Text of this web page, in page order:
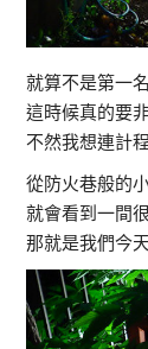
就算不是第一
這時候真的要
不然我想連計
從防火巷般的
就會看到一間
那就是我們今